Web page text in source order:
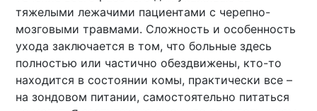
тяжелыми лежачими пациентами с черепно-
мозговыми травмами. Сложность и особенность
ухода заключается в том, что больные здесь
полностью или частично обездвижены, кто-то
находится в состоянии комы, практически все –
на зондовом питании, самостоятельно питаться